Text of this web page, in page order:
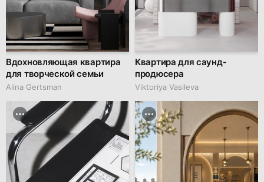
Вдохновляющая квартира
для творческой семьи
Alina Gertsman
Квартира для саунд-
продюсера
Viktoriya Vasileva